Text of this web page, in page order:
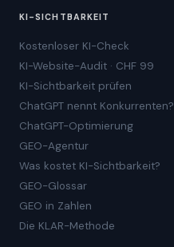
KI-SICHTBARKEIT
Kostenloser KI-Check
KI-Website-Audit · CHF 99
KI-Sichtbarkeit prüfen
ChatGPT nennt Konkurrenten?
ChatGPT-Optimierung
GEO-Agentur
Was kostet KI-Sichtbarkeit?
GEO-Glossar
GEO in Zahlen
Die KLAR-Methode